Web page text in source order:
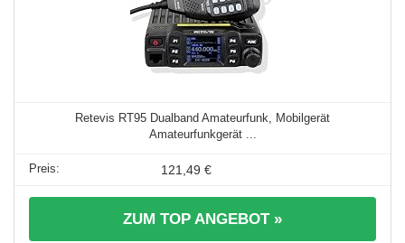
Retevis RT95 Dualband Amateurfunk, Mobilgerät
Amateurfunkgerät ...
121,49 €
ZUM TOP ANGEBOT »